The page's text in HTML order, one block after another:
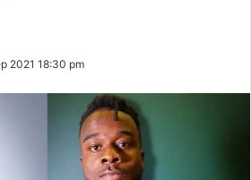
2021 18:30 pm